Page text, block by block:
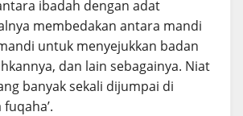
ibadah dengan adat
membedakan antara mandi
untuk menyejukkan badan
dan lain sebagainya. Niat
banyak sekali dijumpai di